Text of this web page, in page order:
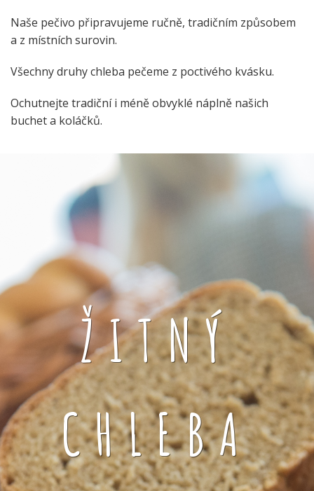
Naše pečivo připravujeme ručně, tradičním způsobem
a z místních surovin.
Všechny druhy chleba pečeme z poctivého kvásku.
Ochutnejte tradiční i méně obvyklé náplně našich
buchet a koláčků.
ŽITNÝ
CHLEBA